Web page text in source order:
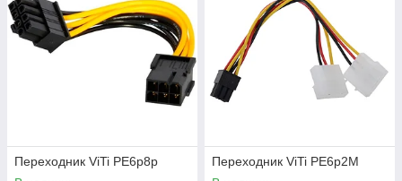
Переходник ViTi PE6p8p
Переходник ViTi PE6p2M